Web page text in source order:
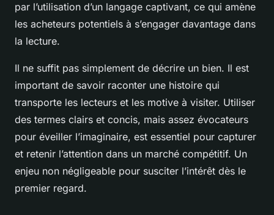
par l’utilisation d’un langage captivant, ce qui amène
les acheteurs potentiels à s’engager davantage dans
la lecture.
Il ne suffit pas simplement de décrire un bien. Il est
important de savoir raconter une histoire qui
transporte les lecteurs et les motive à visiter. Utiliser
des termes clairs et concis, mais assez évocateurs
pour éveiller l’imaginaire, est essentiel pour capturer
et retenir l’attention dans un marché compétitif. Un
enjeu non négligeable pour susciter l’intérêt dès le
premier regard.